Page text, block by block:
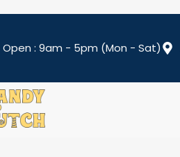
Open : 9am - 5pm (Mon - Sat)